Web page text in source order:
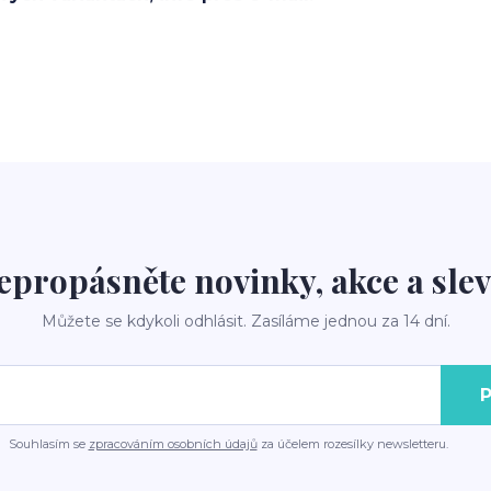
novinky, akce a
Můžete se kdykoli odhlásit. Zasíláme jednou za 14 dní.
Souhlasím se zpracováním osobních údajůza účelem rozesílky newsletteru.